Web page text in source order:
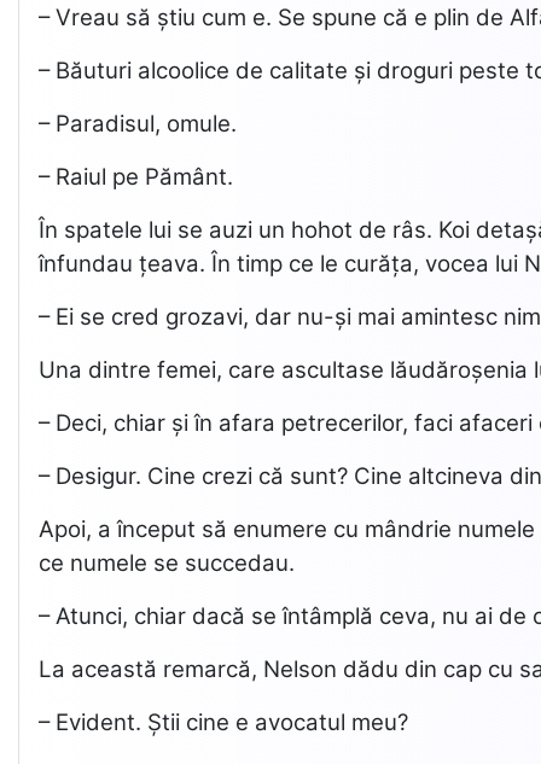
– Vreau să știu cum e. Se spune că e plin de
– Băuturi alcoolice de calitate și droguri peste
– Paradisul, omule.
– Raiul pe Pământ.
În spatele lui se auzi un hohot de râs. Koi
înfundau țeava. În timp ce le curăța, vocea lui
– Ei se cred grozavi, dar nu-și mai amintesc
Una dintre femei, care ascultase lăudăroșenia
– Deci, chiar și în afara petrecerilor, faci
– Desigur. Cine crezi că sunt? Cine altcineva
Apoi, a început să enumere cu mândrie
ce numele se succedau.
– Atunci, chiar dacă se întâmplă ceva, nu ai de
La această remarcă, Nelson dădu din cap cu
– Evident. Știi cine e avocatul meu?